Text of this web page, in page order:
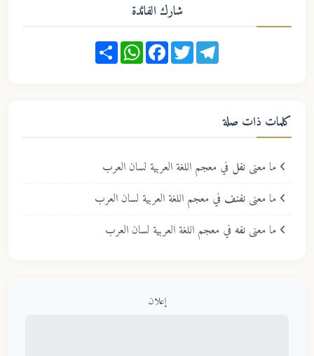
شارك الفائدة
Share
WhatsAppFacebookTwitterTelegram
كلمات ذات صلة
ما معنى نفل في معجم اللغة العربية لسان العرب
ما معنى نفنف في معجم اللغة العربية لسان العرب
ما معنى نفهفي معجم اللغة العربية لسان العرب
إعلان